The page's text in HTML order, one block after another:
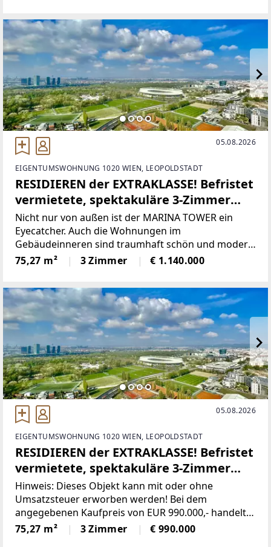
05.08.2026
EIGENTUMSWOHNUNG 1020 WIEN, LEOPOLDSTADT
RESIDIEREN der EXTRAKLASSE! Befristet
vermietete, spektakuläre 3-Zimmer
Terrassenwohnung mit
unverbaubarem TRAUMBLICK
Nicht nur von außen ist der MARINA TOWER ein
Eyecatcher. Auch die Wohnungen im
Gebäudeinneren sind traumhaft schön und modern
ausgestattet.Der MARINA TOWER befindet sich an
einem attraktiven Wohnstandort mit hoher
75,27 m² 3 Zimmer € 1.140.000
05.08.2026
EIGENTUMSWOHNUNG 1020 WIEN, LEOPOLDSTADT
RESIDIEREN der EXTRAKLASSE! Befristet
vermietete, spektakuläre 3-Zimmer
Terrassenwohnung mit
unverbaubarem TRAUMBLICK
Hinweis: Dieses Objekt kann mit oder ohne
Umsatzsteuer erworben werden! Bei dem
angegebenen Kaufpreis von EUR 990.000,- handelt
es sich um den Nettopreis, auf welchen 20% USt.
hinzukommen.Nicht nur von außen ist der MARINA
75,27 m² 3 Zimmer € 990.000